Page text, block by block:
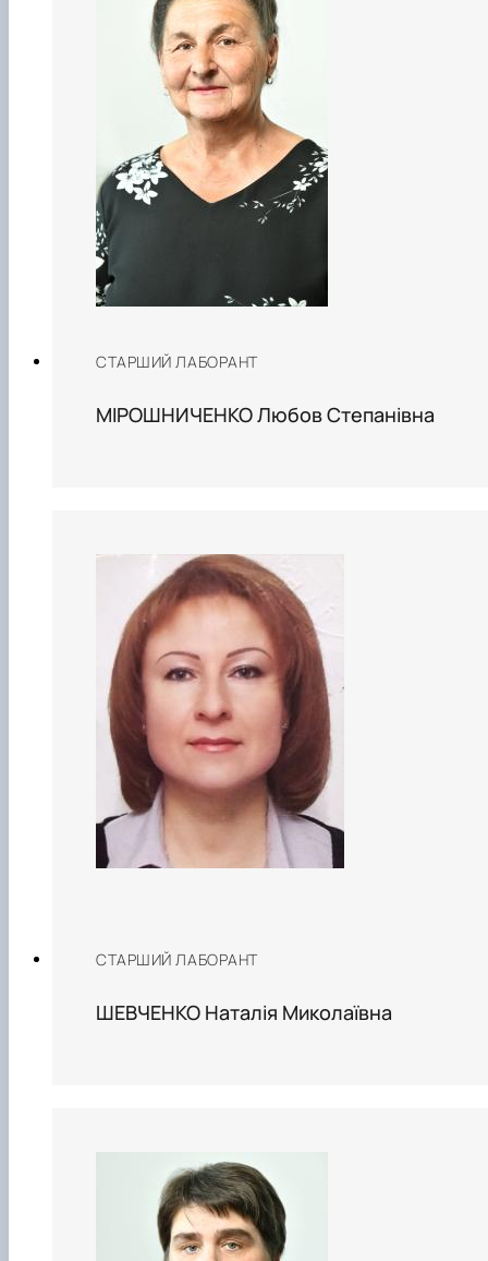
СТАРШИЙ ЛАБОРАНТ
МІРОШНИЧЕНКО Любов Степанівна
СТАРШИЙ ЛАБОРАНТ
ШЕВЧЕНКО Наталія Миколаївна